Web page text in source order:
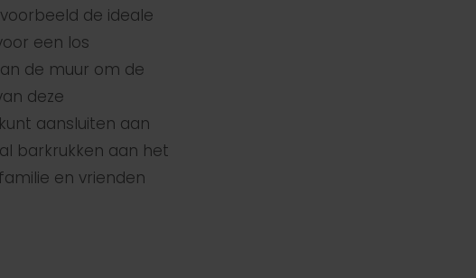
de ideale
een los
de muur om de
deze
aansluiten aan
barkrukken aan het
en vrienden